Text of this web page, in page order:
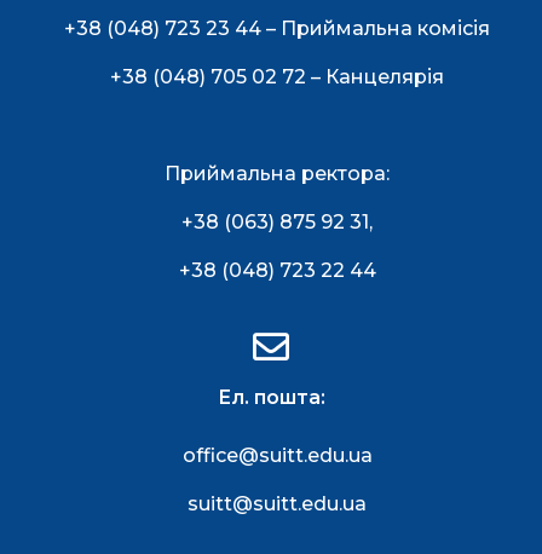
+38 (048) 723 23 44 – Приймальна комісія
+38 (048) 705 02 72 – Канцелярія
Приймальна ректора:
+38 (063) 875 92 31,
+38 (048) 723 22 44
Ел. пошта:
office@suitt.edu.ua
suitt@suitt.edu.ua